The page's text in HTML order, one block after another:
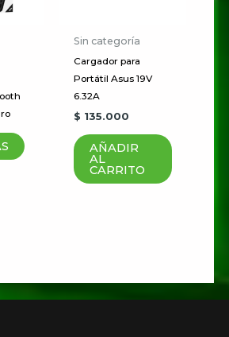
mi nombre, correo
y sitio web en este
para la próxima vez
Sin categoría
Cargador para
Portátil Asus 19V
6.32A
$ 135.000
AÑADIR
AL
CARRITO